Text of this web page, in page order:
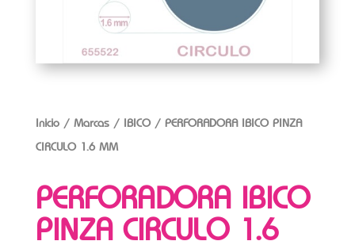
Inicio/ Marcas/ IBICO/ PERFORADORA IBICO PINZA
CIRCULO 1.6 MM
PERFORADORA IBICO
PINZA CIRCULO 1.6